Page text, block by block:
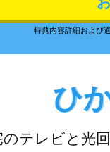
特典内容詳細および
ひ
のテレビと光